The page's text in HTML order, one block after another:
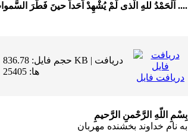
اَلْحَمْدُ للهِِ الَّذى لَمْ یُشْهِدْ اَحَداً حینَ فَطَرَ السَّمواتِ وَ الاَْرْضَ، وَ لاَ ....
حجم فایل: 836.78 KB | دریافت
ها: 25405
دریافت فایل
بِسْمِ اللّهِ الرَّحْمنِ الرَّحیمِ
به نام خداوند بخشنده مهربان